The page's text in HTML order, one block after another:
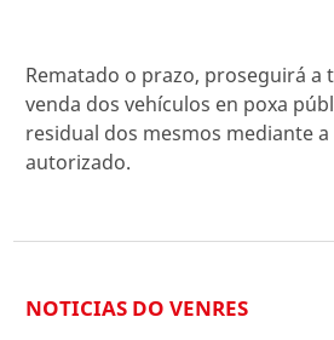
Rematado o prazo, proseguirá a
venda dos vehículos en poxa
residual dos mesmos mediante
autorizado.
NOTICIAS DO VENRES